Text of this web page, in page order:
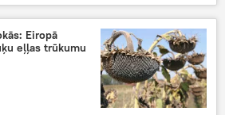
tranzīts
Eiropā
eļļas trūkumu